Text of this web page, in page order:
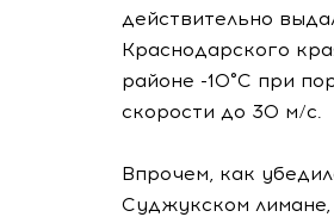
действительно
Краснодарского
районе -10°С при
скорости до 30 м/с.
Впрочем, как
Суджукском